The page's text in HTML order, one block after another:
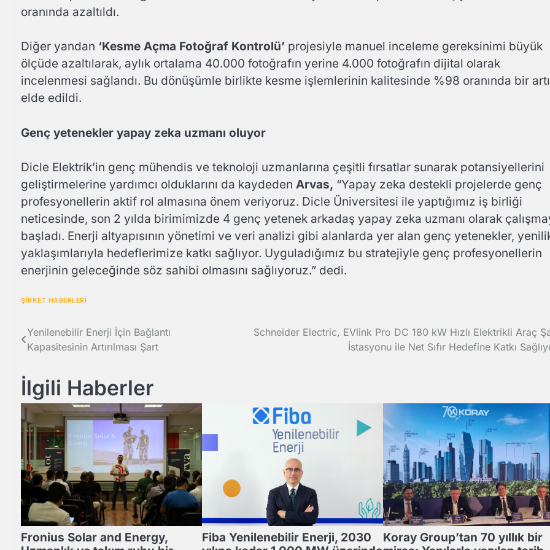
oranında azaltıldı.
Diğer yandan ‘Kesme Açma Fotoğraf Kontrolü’ projesiyle manuel inceleme gereksinimi büyük
ölçüde azaltılarak, aylık ortalama 40.000 fotoğrafın yerine 4.000 fotoğrafın dijital olarak
incelenmesi sağlandı. Bu dönüşümle birlikte kesme işlemlerinin kalitesinde %98 oranında bir
elde edildi.
Genç yetenekler yapay zeka uzmanı oluyor
Dicle Elektrik’in genç mühendis ve teknoloji uzmanlarına çeşitli fırsatlar sunarak potansiyellerini
geliştirmelerine yardımcı olduklarını da kaydeden Arvas, “Yapay zeka destekli projelerde genç
profesyonellerin aktif rol almasına önem veriyoruz. Dicle Üniversitesi ile yaptığımız iş birliği
neticesinde, son 2 yılda birimimizde 4 genç yetenek arkadaş yapay zeka uzmanı olarak
başladı. Enerji altyapısının yönetimi ve veri analizi gibi alanlarda yer alan genç yetenekler,
yaklaşımlarıyla hedeflerimize katkı sağlıyor. Uyguladığımız bu stratejiyle genç profesyonellerin
enerjinin geleceğinde söz sahibi olmasını sağlıyoruz.” dedi.
ŞİRKET HABERLERİ
Yazı
gezinmesi
Yenilenebilir Enerji İçin Bağlantı
Kapasitesinin Artırılması Şart
Schneider Electric, EVlink Pro DC 180 kW Hızlı Elektrikli Araç
İstasyonu ile Net Sıfır Hedefine Katkı
İlgili Haberler
Fronius Solar and Energy,
Fiba Yenilenebilir Enerji, 2030
Koray Group’tan 70 yıllık bir